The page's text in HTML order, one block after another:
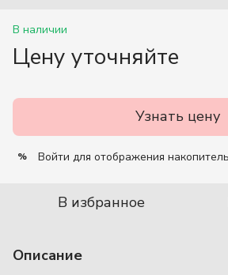
В наличии
Цену уточняйте
Узнать цену
% Войти для отображения
В избранное
Описание